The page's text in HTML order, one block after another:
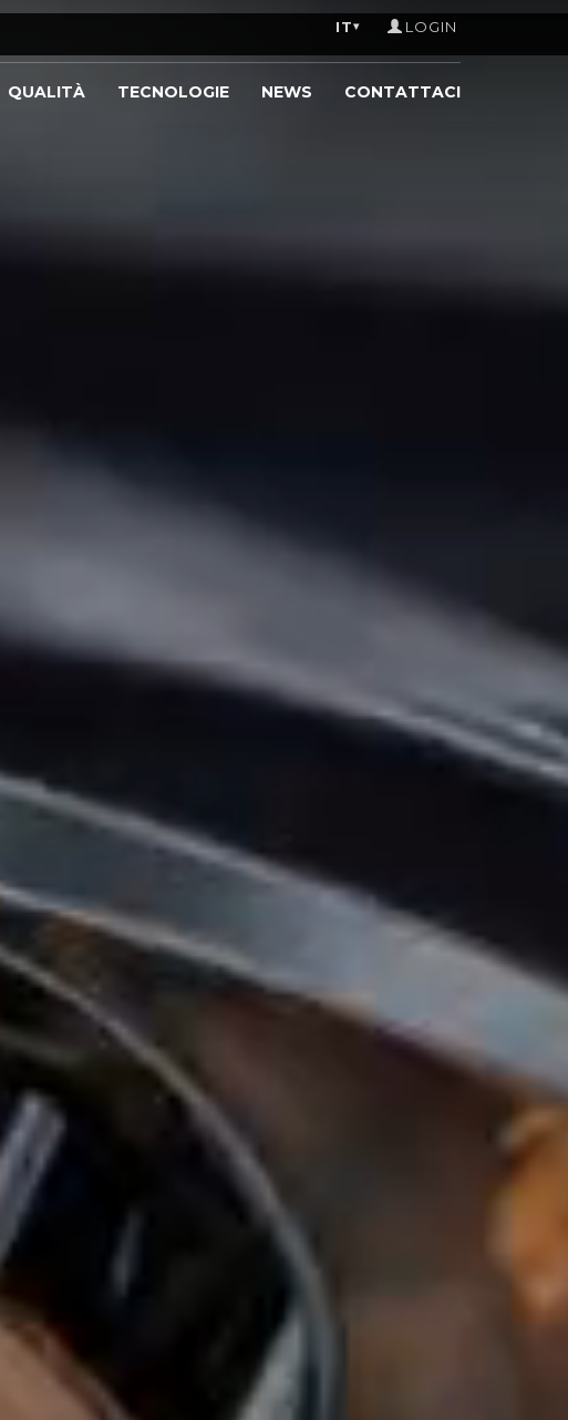
IT▾ LOGIN
QUALITÀ TECNOLOGIE NEWS CONTATTACI